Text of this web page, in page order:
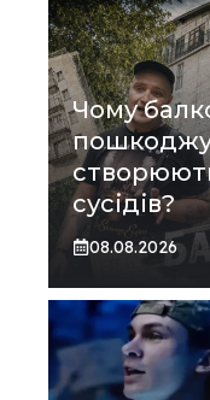
Чому
сусідів?
08.08.2026